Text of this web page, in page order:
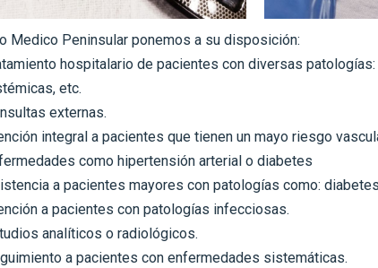
Medico Peninsular ponemos a su disposición:
hospitalario de pacientes con diversas
etc.
externas.
integral a pacientes que tienen un mayo riesgo
como hipertensión arterial o diabetes
a pacientes mayores con patologías como:
a pacientes con patologías infecciosas.
analíticos o radiológicos.
a pacientes con enfermedades sistemáticas.